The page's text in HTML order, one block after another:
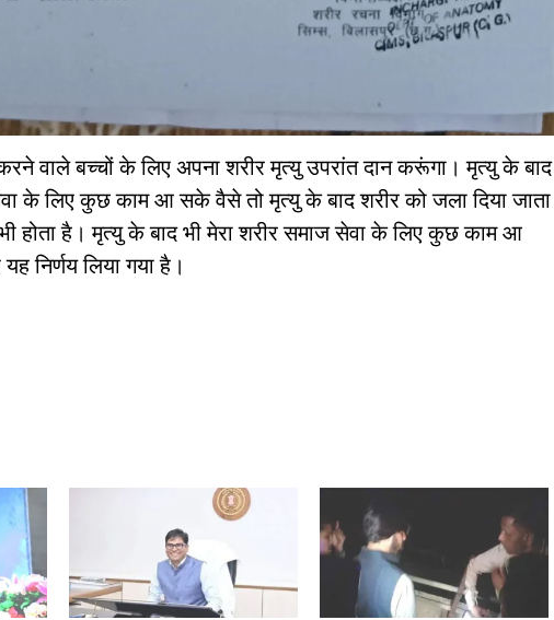
वाले बच्चों के लिए अपना शरीर मृत्यु उपरांत दान करूंगा। मृत्यु के बाद
के लिए कुछ काम आ सके वैसे तो मृत्यु के बाद शरीर को जला दिया जाता
होता है। मृत्यु के बाद भी मेरा शरीर समाज सेवा के लिए कुछ काम आ
निर्णय लिया गया है।